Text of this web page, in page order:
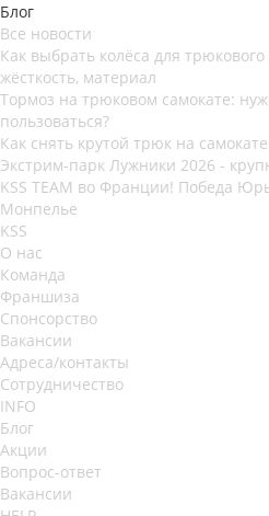
Блог
Все новости
Как выбрать колёса для
жёсткость, материал
Тормоз на трюковом самокате:
пользоваться?
Как снять крутой трюк на
Экстрим-парк Лужники 2026 -
KSS TEAM во Франции! Победа
Монпелье
KSS
О нас
Команда
Франшиза
Спонсорство
Вакансии
Адреса/контакты
Сотрудничество
INFO
Блог
Акции
Вопрос-ответ
Вакансии